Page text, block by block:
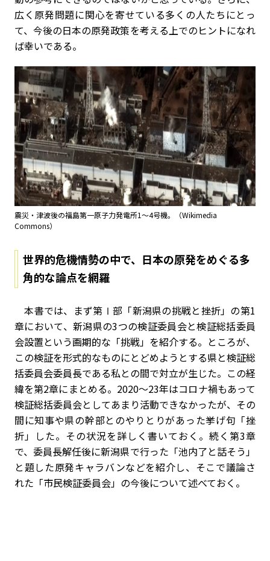
広く原発問題に関心を寄せている多くの人たちにとっ
て、今後の日本の原発政策を考える上でのヒントになれ
ば幸いである。
震災・津波後の福島第一原子力発電所1～4号機。（Wikimedia
Commons）
世界的危機情勢の中で、日本の原発をめぐる多
角的な論点を網羅
本書では、まず第Ⅰ部「新潟県の挑戦と挫折」の第1
章において、新潟県の3つの検証委員会と検証総括委員
会設置という画期的な「挑戦」を紹介する。ところが、
この検証を形式的なものにとどめようとする県と検証総
括委員会委員長である私との間で対立が生じた。この経
緯を第2章にまとめる。2020～23年はコロナ禍もあって
検証総括委員会としてあまり活動できなかったが、その
間に知事や県の幹部とのやりとりがあった挙げ句「挫
折」した。その状況を詳しく書いておく。続く第3章
で、委員長解任後に新潟県で行った「池内了と話そう」
と題した原発キャラバンなどを紹介し、そこで議論さ
れた「市民検証委員会」の今後について述べておく。